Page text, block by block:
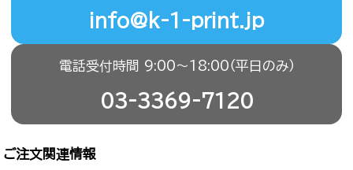
info@k-1-print.jp
電話受付時間 9:00〜18:00（平日のみ）
03-3369-7120
ご注文関連情報